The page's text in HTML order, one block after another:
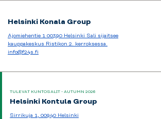
Helsinki Konala Group
Ajomiehentie 1 00390 Helsinki Sali sijaitsee
kauppakeskus Ristikon 2. kerroksessa.
info@f24s.fi
TULEVAT KUNTOSALIT - AUTUMN 2026
Helsinki Kontula Group
Sirrikuja 1, 00940 Helsinki